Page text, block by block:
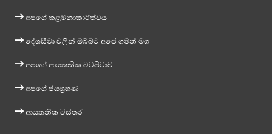
අපගේ කළමනාකාරීත්වය
දේශසීමා වලින් ඔබ්බට අපේ ගමන් මග
අපගේ ආයතනික වටපිටාව
අපගේ ජයග්‍රහණ
ආයතනික විස්තර